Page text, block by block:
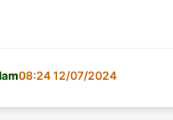
08:24 12/07/2024